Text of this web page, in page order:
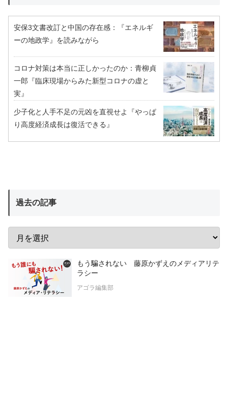
安保3文書改訂と中国の存在感：『エネルギ
ーの地政学』を読みながら
コロナ対策は本当に正しかったのか：青柳貞
一郎『臨床現場からみた新型コロナの虚と
実』
少子化と人手不足の元凶を直視せよ『やっぱ
り高度経済成長は復活できる』
過去の記事
もう騙されない 藤原かずえのメディアリテ
ラシー
アゴラ編集部